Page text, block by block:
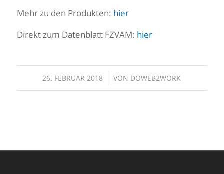
Mehr zu den Produkten: hier
Direkt zum Datenblatt FZVAM: hier
26. FEBRUAR 2018
/ VON DOWEB2WORK